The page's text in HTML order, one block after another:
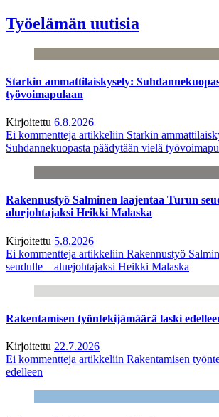
Työelämän uutisia
Starkin ammattilaiskysely:
työvoimapulaan
Kirjoitettu 6.8.2026
Ei kommentteja artikkeliin Starkin
Suhdannekuopasta päädytään vielä
Rakennustyö Salminen laajentaa Turun
aluejohtajaksi Heikki Malaska
Kirjoitettu 5.8.2026
Ei kommentteja artikkeliin Rakennustyö
seudulle – aluejohtajaksi Heikki Malaska
Rakentamisen työntekijämäärä laski
Kirjoitettu 22.7.2026
Ei kommentteja artikkeliin Rakentamisen
edelleen